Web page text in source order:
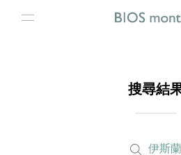
搜尋結
伊斯蘭